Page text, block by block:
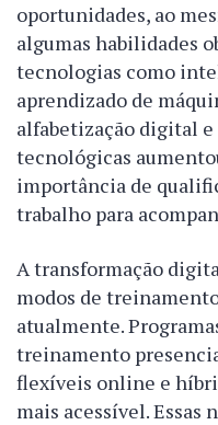
oportunidades, ao
algumas habilidades
tecnologias como
aprendizado de
alfabetização digital e
tecnológicas
importância de
trabalho para
A transformação
modos de
atualmente.
treinamento
flexíveis online e
mais acessível. Essas